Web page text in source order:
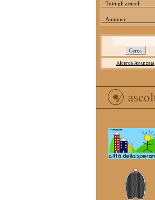
Tutti gli articoli
Annunci
Ricerca Avanzata